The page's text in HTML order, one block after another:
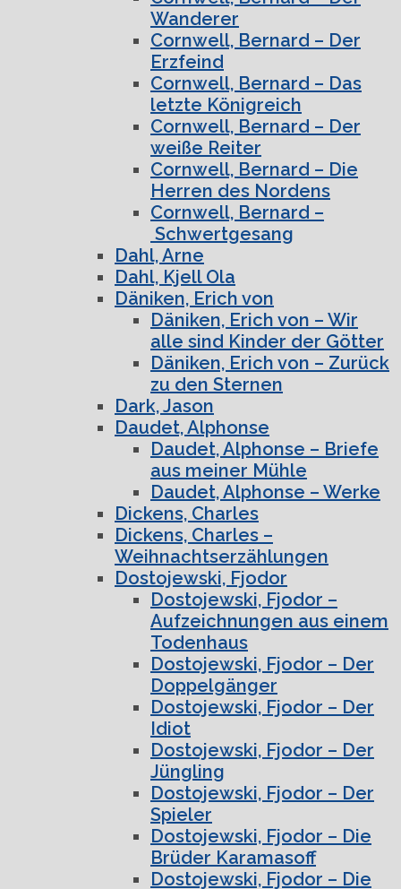
Wanderer
Cornwell, Bernard – Der
Erzfeind
Cornwell, Bernard – Das
letzte Königreich
Cornwell, Bernard – Der
weiße Reiter
Cornwell, Bernard – Die
Herren des Nordens
Cornwell, Bernard –
Schwertgesang
Dahl, Arne
Dahl, Kjell Ola
Däniken, Erich von
Däniken, Erich von – Wir
alle sind Kinder der Götter
Däniken, Erich von – Zurück
zu den Sternen
Dark, Jason
Daudet, Alphonse
Daudet, Alphonse – Briefe
aus meiner Mühle
Daudet, Alphonse – Werke
Dickens, Charles
Dickens, Charles –
Weihnachtserzählungen
Dostojewski, Fjodor
Dostojewski, Fjodor –
Aufzeichnungen aus einem
Todenhaus
Dostojewski, Fjodor – Der
Doppelgänger
Dostojewski, Fjodor – Der
Idiot
Dostojewski, Fjodor – Der
Jüngling
Dostojewski, Fjodor – Der
Spieler
Dostojewski, Fjodor – Die
Brüder Karamasoff
Dostojewski, Fjodor – Die